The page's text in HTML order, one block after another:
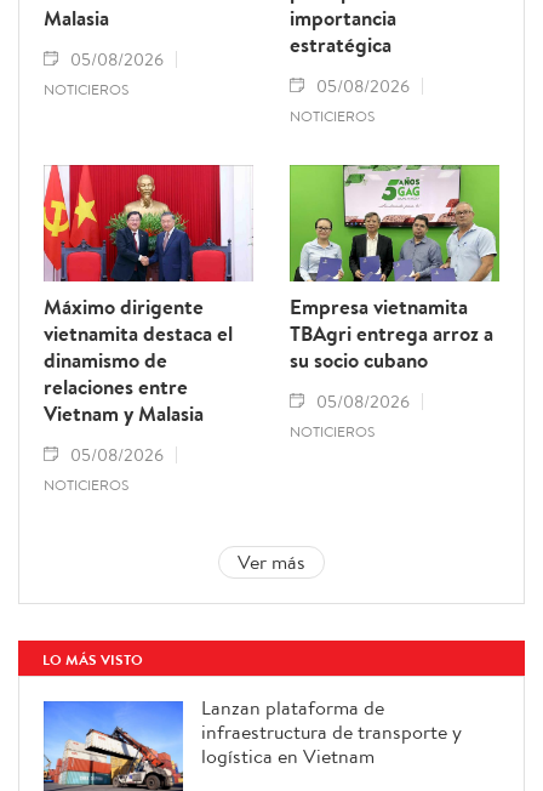
Malasia
05/08/2026
NOTICIEROS
importancia
estratégica
05/08/2026
NOTICIEROS
Máximo dirigente
vietnamita destaca el
dinamismo de
relaciones entre
Vietnam y Malasia
05/08/2026
NOTICIEROS
Empresa vietnamita
TBAgri entrega arroz a
su socio cubano
05/08/2026
NOTICIEROS
Ver más
LO MÁS VISTO
Lanzan plataforma de
infraestructura de transporte y
logística en Vietnam